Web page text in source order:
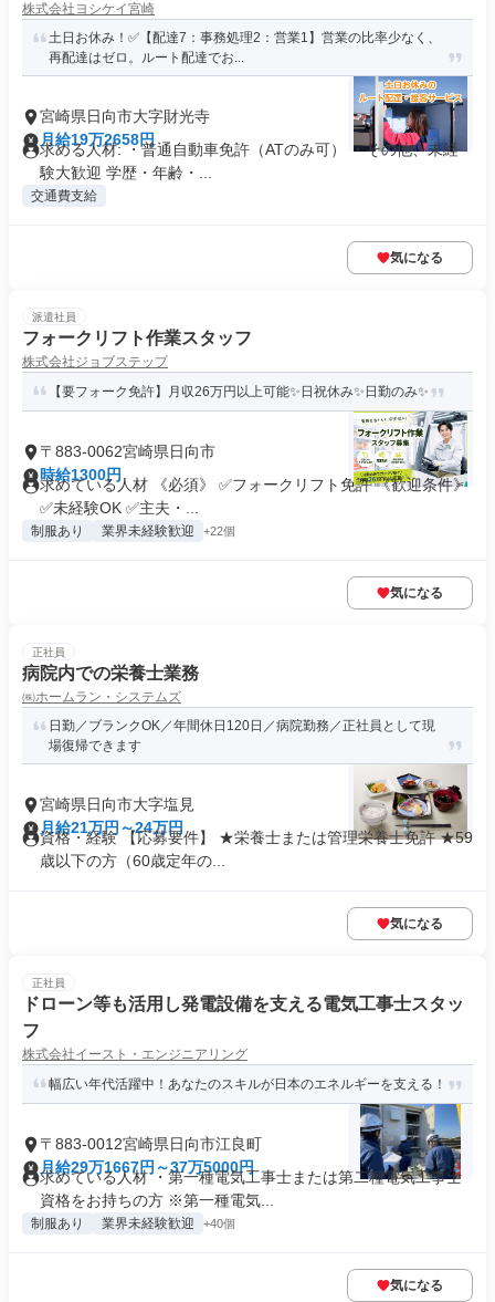
株式会社ヨシケイ宮崎
土日お休み！✅【配達7：事務処理2：営業1】営業の比率少なく、
再配達はゼロ。ルート配達でお...
宮崎県日向市大字財光寺
月給19万2658円
求める人材: ・普通自動車免許（ATのみ可） ・その他、未経
験大歓迎 学歴・年齢・...
交通費支給
気になる
派遣社員
フォークリフト作業スタッフ
株式会社ジョブステップ
【要フォーク免許】月収26万円以上可能✨日祝休み✨日勤のみ✨
〒883-0062宮崎県日向市
時給1300円
求めている人材 《必須》 ✅フォークリフト免許 《歓迎条件》
✅未経験OK ✅主夫・...
制服あり 業界未経験歓迎 +22個
気になる
正社員
病院内での栄養士業務
㈱ホームラン・システムズ
日勤／ブランクOK／年間休日120日／病院勤務／正社員として現
場復帰できます
宮崎県日向市大字塩見
月給21万円～24万円
資格・経験 【応募要件】 ★栄養士または管理栄養士免許 ★59
歳以下の方（60歳定年の...
気になる
正社員
ドローン等も活用し発電設備を支える電気工事士スタッ
フ
株式会社イースト・エンジニアリング
幅広い年代活躍中！あなたのスキルが日本のエネルギーを支える！
〒883-0012宮崎県日向市江良町
月給29万1667円～37万5000円
求めている人材 ・第一種電気工事士または第二種電気工事士
資格をお持ちの方 ※第一種電気...
制服あり 業界未経験歓迎 +40個
気になる